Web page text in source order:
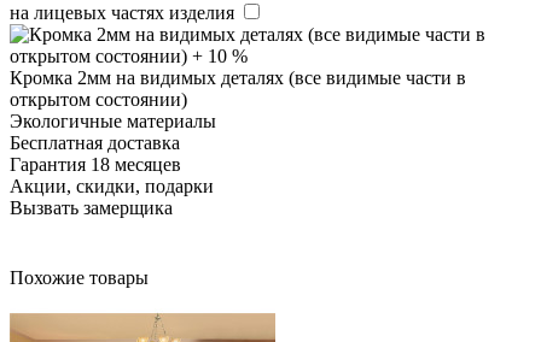
на лицевых частях изделия
Кромка 2мм на видимых деталях (все видимые части в
открытом состоянии)
Экологичные материалы
Бесплатная доставка
Гарантия 18 месяцев
Акции, скидки, подарки
Вызвать замерщика
Похожие товары